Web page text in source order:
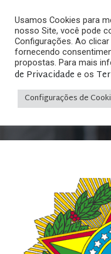
Home »Direito
Internet – Lei 12.965/
Usamos Cookies para
nosso Site, você pode
Configurações. Ao
fornecendo
propostas. Para mais
de Privacidade e os
Configurações de